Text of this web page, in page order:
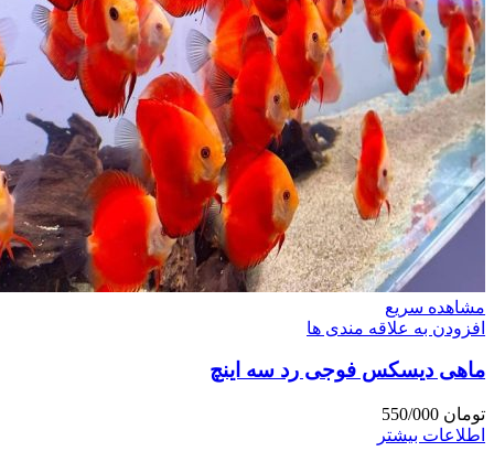
مشاهده سریع
افزودن به علاقه مندی ها
ماهی دیسکس فوجی رد سه اینچ
تومان
اطلاعات بیشتر